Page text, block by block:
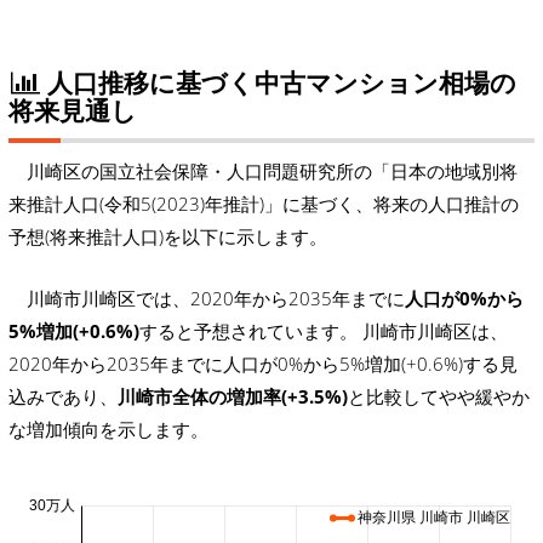
人口推移に基づく中古マンション相場の
将来見通し
川崎区の国立社会保障・人口問題研究所の「日本の地域別将
来推計人口(令和5(2023)年推計)」に基づく、将来の人口推計の
予想(将来推計人口)を以下に示します。
川崎市川崎区では、2020年から2035年までに 人口が0%から
5%増加(+0.6%)すると予想されています。 川崎市川崎区は、
2020年から2035年までに人口が0%から5%増加(+0.6%)する見
込みであり、
川崎市全体の増加率(+3.5%)と比較してやや緩やか
な増加傾向を示します。
30万人
神奈川県 川崎市 川崎区